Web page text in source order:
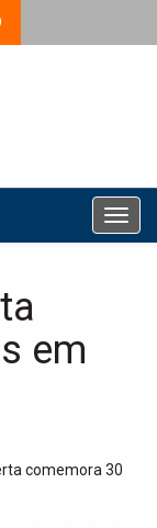
T
o
a
em